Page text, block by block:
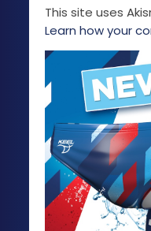
This site uses
Learn how your